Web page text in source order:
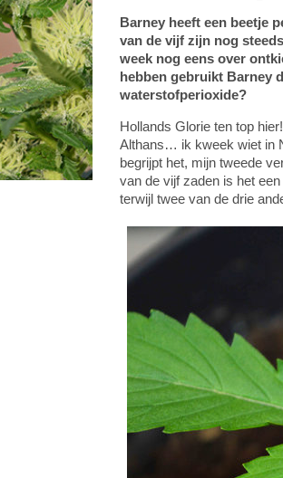
Barney heeft een beetje
van de vijf zijn nog
week nog eens over
hebben gebruikt Barney
waterstofperioxide?
Hollands Glorie ten top
Althans… ik kweek wiet in
begrijpt het, mijn tweede
van de vijf zaden is het
terwijl twee van de drie